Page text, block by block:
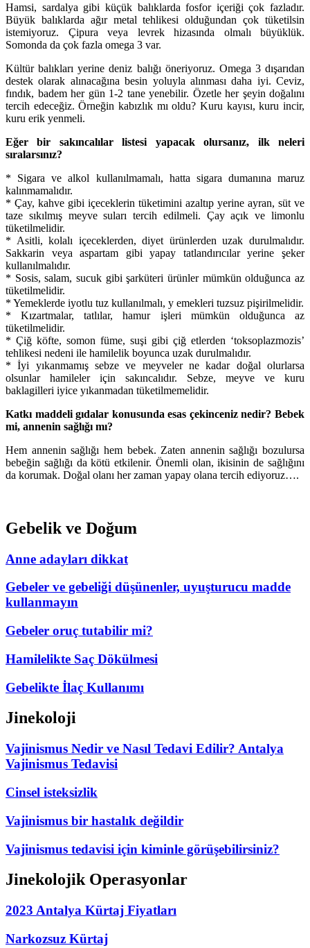
Hamsi, sardalya gibi küçük balıklarda fosfor içeriği çok fazladır.
Büyük balıklarda ağır metal tehlikesi olduğundan çok tüketilsin
istemiyoruz. Çipura veya levrek hizasında olmalı büyüklük.
Somonda da çok fazla omega 3 var.
Kültür balıkları yerine deniz balığı öneriyoruz. Omega 3 dışarıdan
destek olarak alınacağına besin yoluyla alınması daha iyi. Ceviz,
fındık, badem her gün 1-2 tane yenebilir. Özetle her şeyin doğalını
tercih edeceğiz. Örneğin kabızlık mı oldu? Kuru kayısı, kuru incir,
kuru erik yenmeli.
Eğer bir sakıncalılar listesi yapacak olursanız, ilk neleri
sıralarsınız?
* Sigara ve alkol kullanılmamalı, hatta sigara dumanına maruz
kalınmamalıdır.
* Çay, kahve gibi içeceklerin tüketimini azaltıp yerine ayran, süt ve
taze sıkılmış meyve suları tercih edilmeli. Çay açık ve limonlu
tüketilmelidir.
* Asitli, kolalı içeceklerden, diyet ürünlerden uzak durulmalıdır.
Sakkarin veya aspartam gibi yapay tatlandırıcılar yerine şeker
kullanılmalıdır.
* Sosis, salam, sucuk gibi şarküteri ürünler mümkün olduğunca az
tüketilmelidir.
* Yemeklerde iyotlu tuz kullanılmalı, y emekleri tuzsuz pişirilmelidir.
* Kızartmalar, tatlılar, hamur işleri mümkün olduğunca az
tüketilmelidir.
* Çiğ köfte, somon füme, suşi gibi çiğ etlerden ‘toksoplazmozis’
tehlikesi nedeni ile hamilelik boyunca uzak durulmalıdır.
* İyi yıkanmamış sebze ve meyveler ne kadar doğal olurlarsa
olsunlar hamileler için sakıncalıdır. Sebze, meyve ve kuru
baklagilleri iyice yıkanmadan tüketilmemelidir.
Katkı maddeli gıdalar konusunda esas çekinceniz nedir? Bebek
mi, annenin sağlığı mı?
Hem annenin sağlığı hem bebek. Zaten annenin sağlığı bozulursa
bebeğin sağlığı da kötü etkilenir. Önemli olan, ikisinin de sağlığını
da korumak. Doğal olanı her zaman yapay olana tercih ediyoruz….
Gebelik ve Doğum
Anne adayları dikkat
Gebeler ve gebeliği düşünenler, uyuşturucu madde
kullanmayın
Gebeler oruç tutabilir mi?
Hamilelikte Saç Dökülmesi
Gebelikte İlaç Kullanımı
Jinekoloji
Vajinismus Nedir ve Nasıl Tedavi Edilir? Antalya
Vajinismus Tedavisi
Cinsel isteksizlik
Vajinismus bir hastalık değildir
Vajinismus tedavisi için kiminle görüşebilirsiniz?
Jinekolojik Operasyonlar
2023 Antalya Kürtaj Fiyatları
Narkozsuz Kürtaj